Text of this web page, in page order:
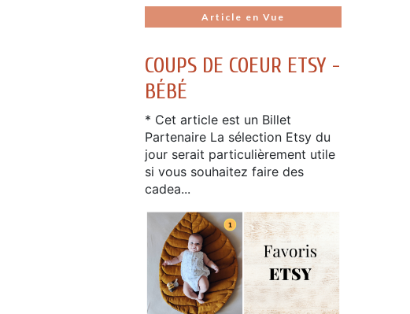
Article en Vue
COUPS DE COEUR ETSY -
BÉBÉ
* Cet article est un Billet
Partenaire La sélection Etsy du
jour serait particulièrement utile
si vous souhaitez faire des
cadea...